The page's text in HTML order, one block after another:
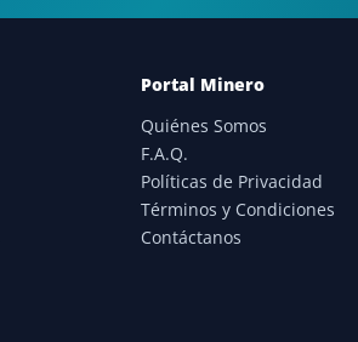
Portal Minero
Quiénes Somos
F.A.Q.
Políticas de Privacidad
Términos y Condiciones
Contáctanos